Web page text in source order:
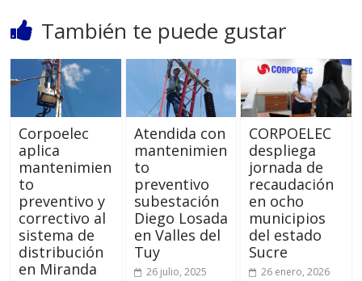
También te puede gustar
Corpoelec
aplica
mantenimien
to
preventivo y
correctivo al
sistema de
distribución
en Miranda
Atendida con
mantenimien
to
preventivo
subestación
Diego Losada
en Valles del
Tuy
26 julio, 2025
CORPOELEC
despliega
jornada de
recaudación
en ocho
municipios
del estado
Sucre
26 enero, 2026